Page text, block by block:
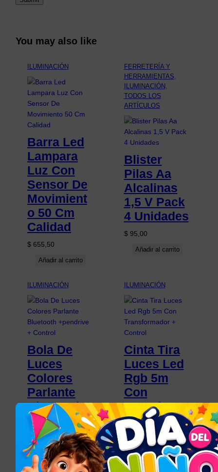
You may also like
ILUMINACIÓN
Barra Led
Lampara
Luz Con
Sensor De
Movimient
o 50 Cm
Calidad
$ 655,50
Añadir al carrito
FERRETERÍA Y
HERRAMIENTAS
ILUMINACIÓN
TODOS LOS
ARTÍCULOS
Blister
Pilas Aa
Alcalinas
1,5 V Pack
4 Unidades
$95,00
Añadir al carrito
ILUMINACIÓN
Bola De
Luces
Colores
Parlante
Bluetooth
+pendrive
+ Control
$550,00
Añadir al carrito
ILUMINACIÓN
Cinta Tira
Luces Led
Rgb 5m
Con
Transforma
dor +
Control
$248,08
Añadir al carrito